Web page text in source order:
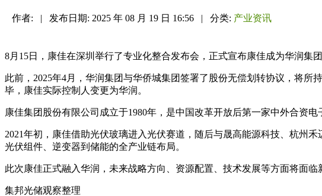
作者: | 发布日期: 2025 年 08 月 19 日 16:56 | 分类: 产业资讯
8月15日，康佳在深圳举行了专业化整合发布会，正式宣布康佳成为华润集
此前，2025年4月，华润集团与华侨城集团签署了股份无偿划转协议，将
毕，康佳实际控制人变更为华润。
康佳集团股份有限公司成立于1980年，是中国改革开放后第一家中外合资电
2021年初，康佳借助光伏玻璃进入光伏赛道，随后与晟高能源科技、杭州
光伏组件、逆变器到储能的全产业链布局。
此次康佳正式融入华润，未来战略方向、资源配置、技术发展等方面将面
集邦光储观察整理